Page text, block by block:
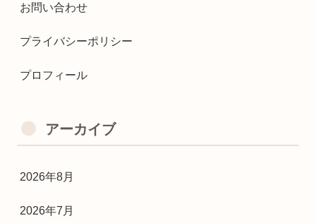
お問い合わせ
プライバシーポリシー
プロフィール
アーカイブ
2026年8月
2026年7月